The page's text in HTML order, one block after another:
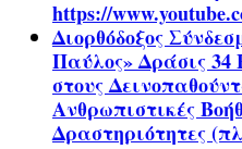
https://
Διορθόδοξος
Παύλος» Δράσις 34
στους
Ανθρωπιστικές
Δραστηριότητες